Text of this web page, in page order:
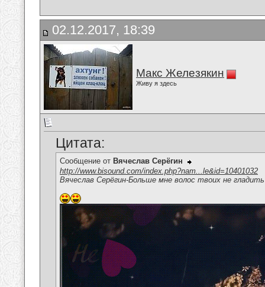
02.12.2017, 18:39
Макс Железякин
Живу я здесь
Цитата:
Сообщение от Вячеслав Серёгин
http://www.bisound.com/index.php?nam...le&id=10401032
Вячеслав Серёгин-Больше мне волос твоих не гладить